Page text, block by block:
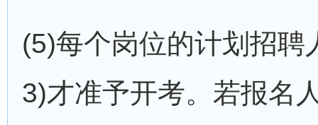
(5)每个岗位的计划招
3)才准予开考。若报名